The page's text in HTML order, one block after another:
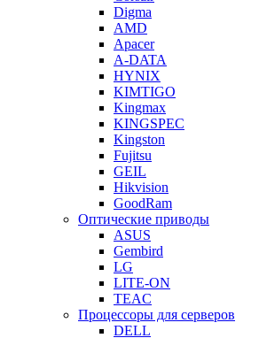
Digma
AMD
Apacer
A-DATA
HYNIX
KIMTIGO
Kingmax
KINGSPEC
Kingston
Fujitsu
GEIL
Hikvision
GoodRam
Оптические приводы
ASUS
Gembird
LG
LITE-ON
TEAC
Процессоры для серверов
DELL